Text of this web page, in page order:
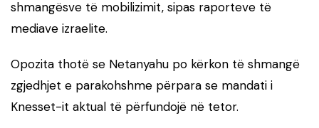
shmangësve të mobilizimit, sipas raporteve të
mediave izraelite.
Opozita thotë se Netanyahu po kërkon të shmangë
zgjedhjet e parakohshme përpara se mandati i
Knesset-it aktual të përfundojë në tetor.